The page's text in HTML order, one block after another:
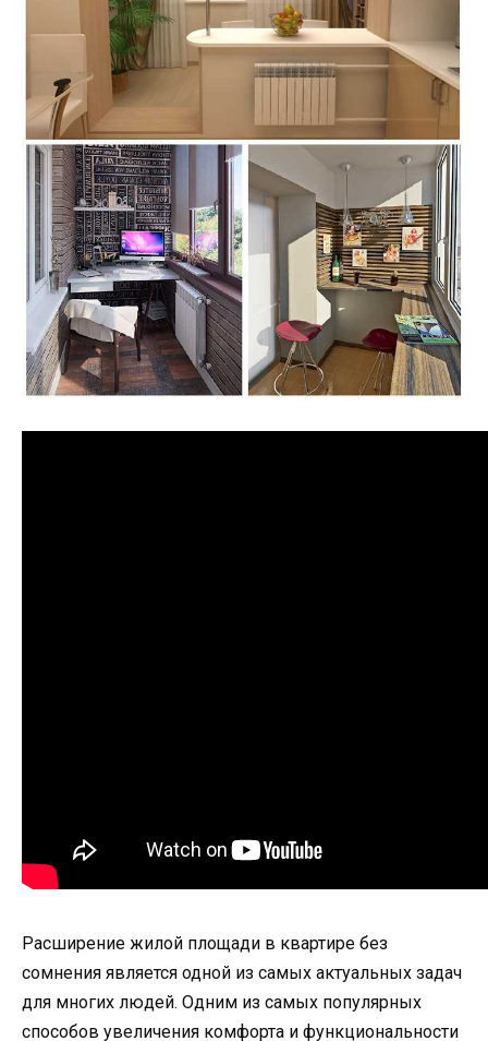
Расширение жилой площади в квартире без
сомнения является одной из самых актуальных задач
для многих людей. Одним из самых популярных
способов увеличения комфорта и функциональности